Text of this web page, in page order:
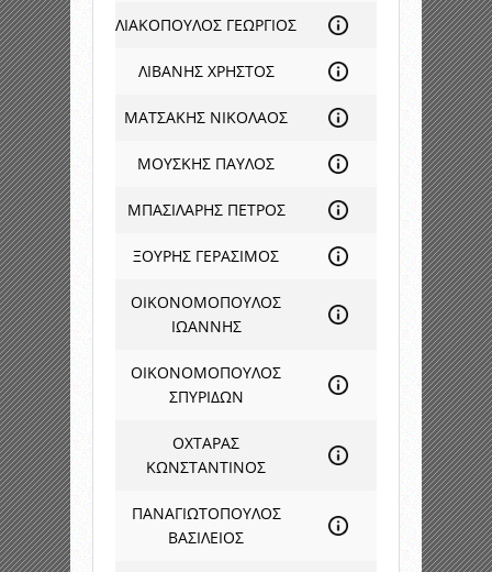
ΛΙΑΚΟΠΟΥΛΟΣ ΓΕΩΡΓΙΟΣ
ΛΙΒΑΝΗΣ ΧΡΗΣΤΟΣ
ΜΑΤΣΑΚΗΣ ΝΙΚΟΛΑΟΣ
ΜΟΥΣΚΗΣ ΠΑΥΛΟΣ
ΜΠΑΣΙΛΑΡΗΣ ΠΕΤΡΟΣ
ΞΟΥΡΗΣ ΓΕΡΑΣΙΜΟΣ
ΟΙΚΟΝΟΜΟΠΟΥΛΟΣ
ΙΩΑΝΝΗΣ
ΟΙΚΟΝΟΜΟΠΟΥΛΟΣ
ΣΠΥΡΙΔΩΝ
ΟΧΤΑΡΑΣ
ΚΩΝΣΤΑΝΤΙΝΟΣ
ΠΑΝΑΓΙΩΤΟΠΟΥΛΟΣ
ΒΑΣΙΛΕΙΟΣ